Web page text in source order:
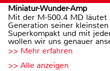
Miniatur-Wunder-Amp
Mit der M-500.4 MD läutet
Generation seiner
Superkompakt und mit
wollen wir uns genauer
>> Mehr erfahren
>> Alle anzeigen